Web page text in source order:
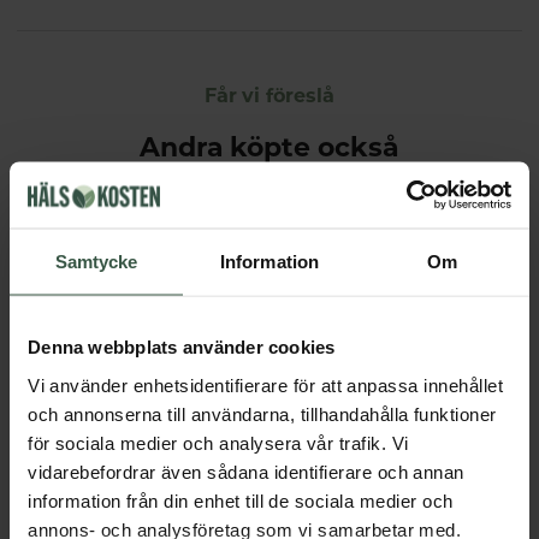
Samtycke Information Om
Denna webbplats använder cookies
Vi använder enhetsidentifierare för att anpassa innehållet
och annonserna till användarna, tillhandahålla funktioner
för sociala medier och analysera vår trafik. Vi
vidarebefordrar även sådana identifierare och annan
information från din enhet till de sociala medier och
annons- och analysföretag som vi samarbetar med.
Får vi föreslå
Andra köpte också
Vattenrenare 2,4l
Dafi
229 kr
LÄGG I VARUKORGEN
Filterpatroner 2-pack
LÄGG I VARUKORGEN